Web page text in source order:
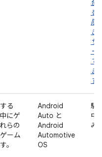
使
を
限
き
サ
ー
で
ま
す
る
にゲ
らの
ーム
。
Android
Auto と
Android
Automotive
OS
駐
中
み